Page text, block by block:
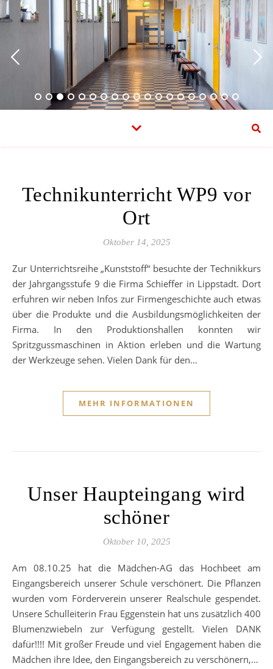
Technikunterricht WP9 vor
Ort
Oktober 14, 2025
Zur Unterrichtsreihe „Kunststoff“ besuchte der Technikkurs
der Jahrgangsstufe 9 die Firma Schieffer in Lippstadt. Dort
erfuhren wir neben Infos zur Firmengeschichte auch etwas
über die Produkte und die Ausbildungsmöglichkeiten der
Firma. In den Produktionshallen konnten wir
Spritzgussmaschinen in Aktion erleben und die Wartung
der Werkzeuge sehen. Vielen Dank für den…
MEHR INFORMATIONEN
Unser Haupteingang wird
schöner
Oktober 10, 2025
Am 08.10.25 hat die Mädchen-AG das Hochbeet am
Eingangsbereich unserer Schule verschönert. Die Pflanzen
wurden vom Förderverein unserer Realschule gespendet.
Unsere Schulleiterin Frau Eggenstein hat uns zusätzlich 400
Blumenzwiebeln zur Verfügung gestellt. Vielen DANK
dafür!!!! Mit großer Freude und viel Engagement haben die
Mädchen ihre Idee, den Eingangsbereich zu verschönern,…